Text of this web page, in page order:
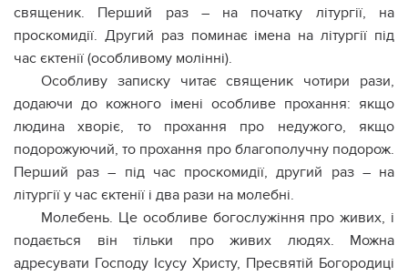
священик. Перший раз – на початку літургії, на
проскомидії. Другий раз пoминає імена на літургії під
час єктенії (особливому молінні).
Особливу записку читає священик чотири рази,
додаючи до кожного імені особливе прохання: якщо
людина хворіє, то прохання про недужого, якщо
подорожуючий, то прохання про благополучну подорож.
Перший раз – під час проскомидії, другий раз – на
літургії у час єктенії і два рази на молебні.
Молебень. Це особливе богослужіння про живих, і
подається він тільки про живих людях. Можна
адресувати Господу Ісусу Христу, Пресвятій Богородиці